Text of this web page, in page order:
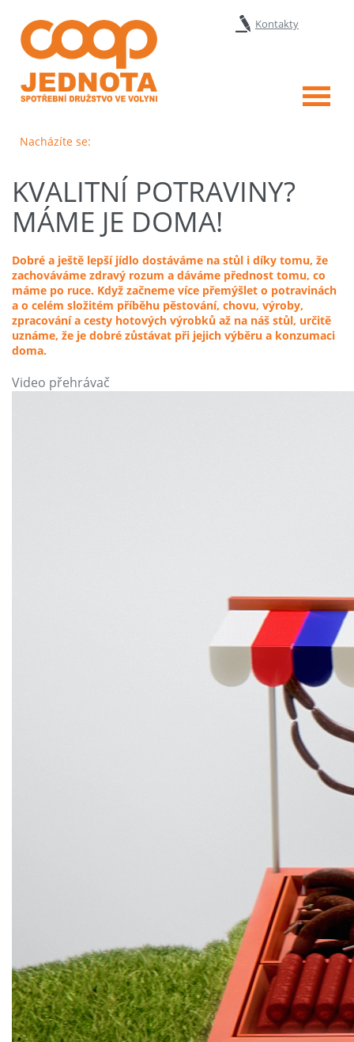
Kontakty
Menu
Nacházíte se:
KVALITNÍ POTRAVINY?
MÁME JE DOMA!
Dobré a ještě lepší jídlo dostáváme na stůl i díky tomu, že
zachováváme zdravý rozum a dáváme přednost tomu, co
máme po ruce. Když začneme více přemýšlet o potravinách
a o celém složitém příběhu pěstování, chovu, výroby,
zpracování a cesty hotových výrobků až na náš stůl, určitě
uznáme, že je dobré zůstávat při jejich výběru a konzumaci
doma.
Video přehrávač